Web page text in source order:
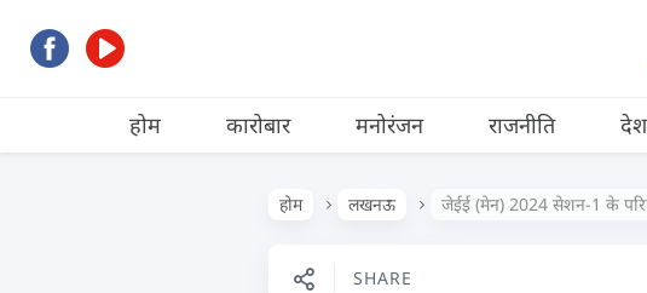
होम कारोबार मनोरंजन राजनीति देश
होम लखनऊ जेईई (मेन) 2024 सेशन-1 के
SHARE